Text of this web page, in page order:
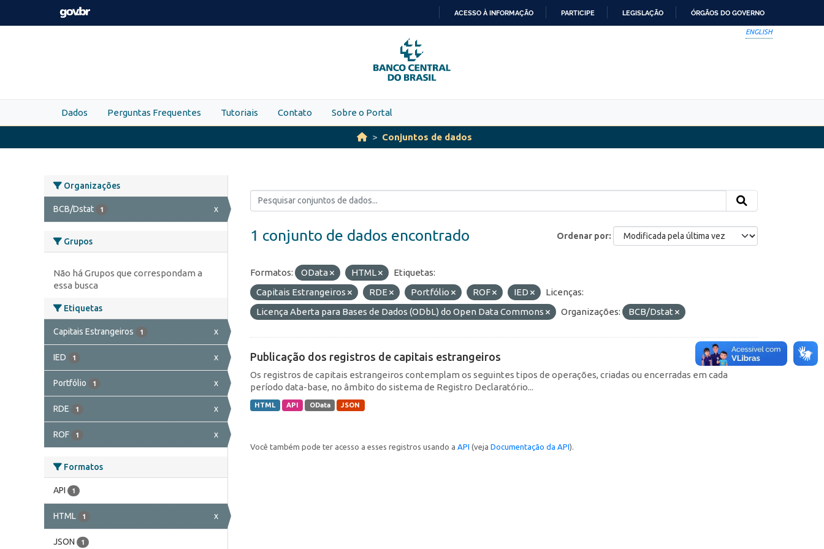
Skip to main content
PARA
O
CONTEÚDO
ACESSO À INFORMAÇÃO PARTICIPE LEGISLAÇÃO ÓRGÃOS DO GOVERNO
ENGLISH
Dados Perguntas Frequentes Tutoriais Contato Sobre o Portal
Conjuntos de dados
Organizações
BCB/Dstat 1 x
Grupos
Não há Grupos que correspondam a
essa busca
Etiquetas
Capitais Estrangeiros 1 x
IED 1 x
Portfólio 1 x
RDE 1 x
ROF 1 x
Formatos
API 1
HTML 1 x
JSON 1
Ordenar por
1 conjunto de dados encontrado
Formatos: OData HTML
Etiquetas:
Capitais Estrangeiros
RDE Portfólio ROF IED
Licenças:
Licença Aberta para Bases de Dados (ODbL) do Open Data Commons
Organizações: BCB/Dstat
Publicação dos registros de capitais estrangeiros
Os registros de capitais estrangeiros contemplam os seguintes tipos de operações, criadas ou encerradas em cada
período data-base, no âmbito do sistema de Registro Declaratório...
HTML API OData JSON
Você também pode ter acesso a esses registros usando a API (veja Documentação da API).